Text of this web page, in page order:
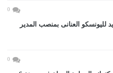
0
لليونسكو العنانى بمنصب المدير
0